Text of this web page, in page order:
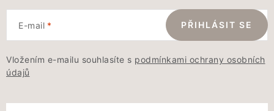
E-mail
Vložením e-mailu souhlasíte s podmínkami ochrany osobních
údajů
PŘIHLÁSIT SE